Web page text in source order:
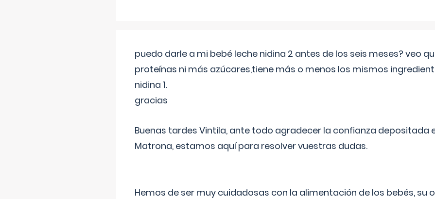
puedo darle a mi bebé leche nidina 2 antes de los seis meses? veo
proteínas ni más azúcares,tiene más o menos los mismos
nidina 1.
gracias
Buenas tardes Vintila, ante todo agradecer la confianza depositada
Matrona, estamos aquí para resolver vuestras dudas.
Hemos de ser muy cuidadosas con la alimentación de los bebés, su